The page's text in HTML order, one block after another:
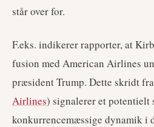
står over for.
F.eks. indikerer rapporter, at
fusion med American Airlines
præsident Trump. Dette skridt
Airlines) signalerer et potentielt
konkurrencemæssige dynamik i